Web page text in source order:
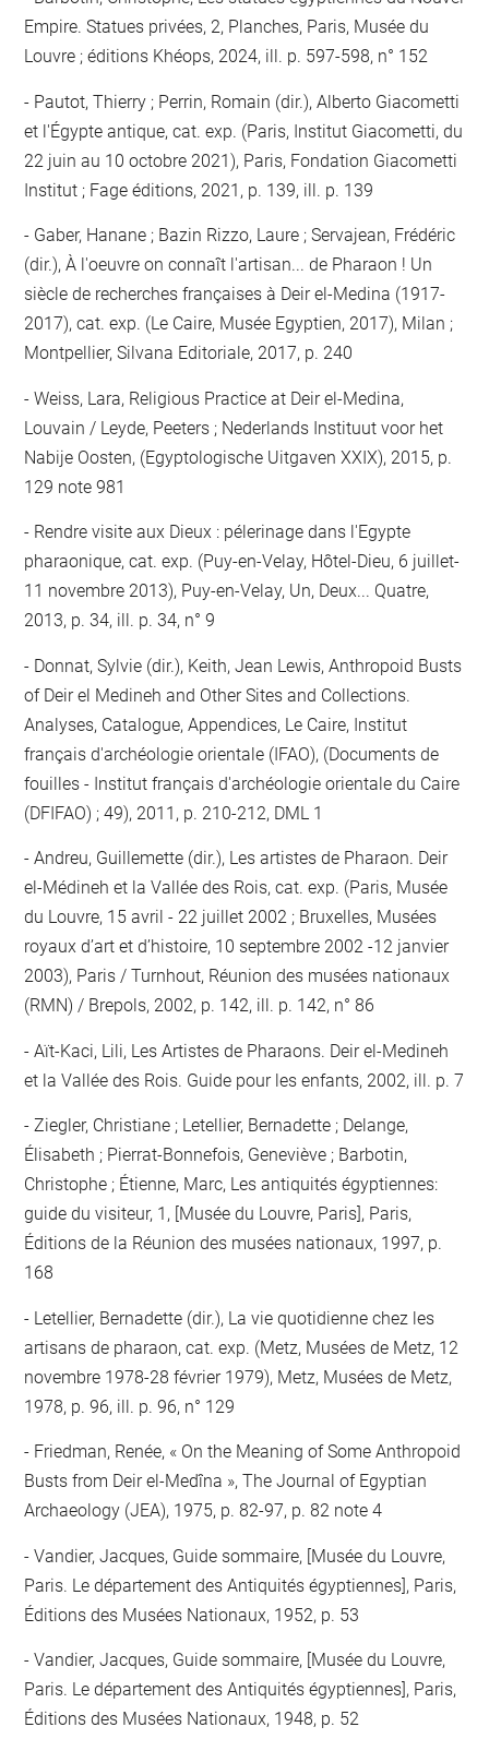
Empire. Statues privées, 2, Planches, Paris, Musée du
Louvre ; éditions Khéops, 2024, ill. p. 597-598, n° 152
Pautot, Thierry ; Perrin, Romain (dir.), Alberto Giacometti
et l'Égypte antique, cat. exp. (Paris, Institut Giacometti, du
22 juin au 10 octobre 2021), Paris, Fondation Giacometti
Institut ; Fage éditions, 2021, p. 139, ill. p. 139
Gaber, Hanane ; Bazin Rizzo, Laure ; Servajean, Frédéric
(dir.), À l'oeuvre on connaît l'artisan... de Pharaon ! Un
siècle de recherches françaises à Deir el-Medina (1917-
2017), cat. exp. (Le Caire, Musée Egyptien, 2017), Milan ;
Montpellier, Silvana Editoriale, 2017, p. 240
Weiss, Lara, Religious Practice at Deir el-Medina,
Louvain / Leyde, Peeters ; Nederlands Instituut voor het
Nabije Oosten, (Egyptologische Uitgaven XXIX), 2015, p.
129 note 981
Rendre visite aux Dieux : pélerinage dans l'Egypte
pharaonique, cat. exp. (Puy-en-Velay, Hôtel-Dieu, 6 juillet-
11 novembre 2013), Puy-en-Velay, Un, Deux... Quatre,
2013, p. 34, ill. p. 34, n° 9
Donnat, Sylvie (dir.), Keith, Jean Lewis, Anthropoid Busts
of Deir el Medineh and Other Sites and Collections.
Analyses, Catalogue, Appendices, Le Caire, Institut
français d'archéologie orientale (IFAO), (Documents de
fouilles - Institut français d'archéologie orientale du Caire
(DFIFAO) ; 49), 2011, p. 210-212, DML 1
Andreu, Guillemette (dir.), Les artistes de Pharaon. Deir
el-Médineh et la Vallée des Rois, cat. exp. (Paris, Musée
du Louvre, 15 avril - 22 juillet 2002 ; Bruxelles, Musées
royaux d’art et d’histoire, 10 septembre 2002 -12 janvier
2003), Paris / Turnhout, Réunion des musées nationaux
(RMN) / Brepols, 2002, p. 142, ill. p. 142, n° 86
Aït-Kaci, Lili, Les Artistes de Pharaons. Deir el-Medineh
et la Vallée des Rois. Guide pour les enfants, 2002, ill. p. 7
Ziegler, Christiane ; Letellier, Bernadette ; Delange,
Élisabeth ; Pierrat-Bonnefois, Geneviève ; Barbotin,
Christophe ; Étienne, Marc, Les antiquités égyptiennes:
guide du visiteur, 1, [Musée du Louvre, Paris], Paris,
Éditions de la Réunion des musées nationaux, 1997, p.
168
Letellier, Bernadette (dir.), La vie quotidienne chez les
artisans de pharaon, cat. exp. (Metz, Musées de Metz, 12
novembre 1978-28 février 1979), Metz, Musées de Metz,
1978, p. 96, ill. p. 96, n° 129
Friedman, Renée, « On the Meaning of Some Anthropoid
Busts from Deir el-Medîna », The Journal of Egyptian
Archaeology (JEA), 1975, p. 82-97, p. 82 note 4
Vandier, Jacques, Guide sommaire, [Musée du Louvre,
Paris. Le département des Antiquités égyptiennes], Paris,
Éditions des Musées Nationaux, 1952, p. 53
Vandier, Jacques, Guide sommaire, [Musée du Louvre,
Paris. Le département des Antiquités égyptiennes], Paris,
Éditions des Musées Nationaux, 1948, p. 52